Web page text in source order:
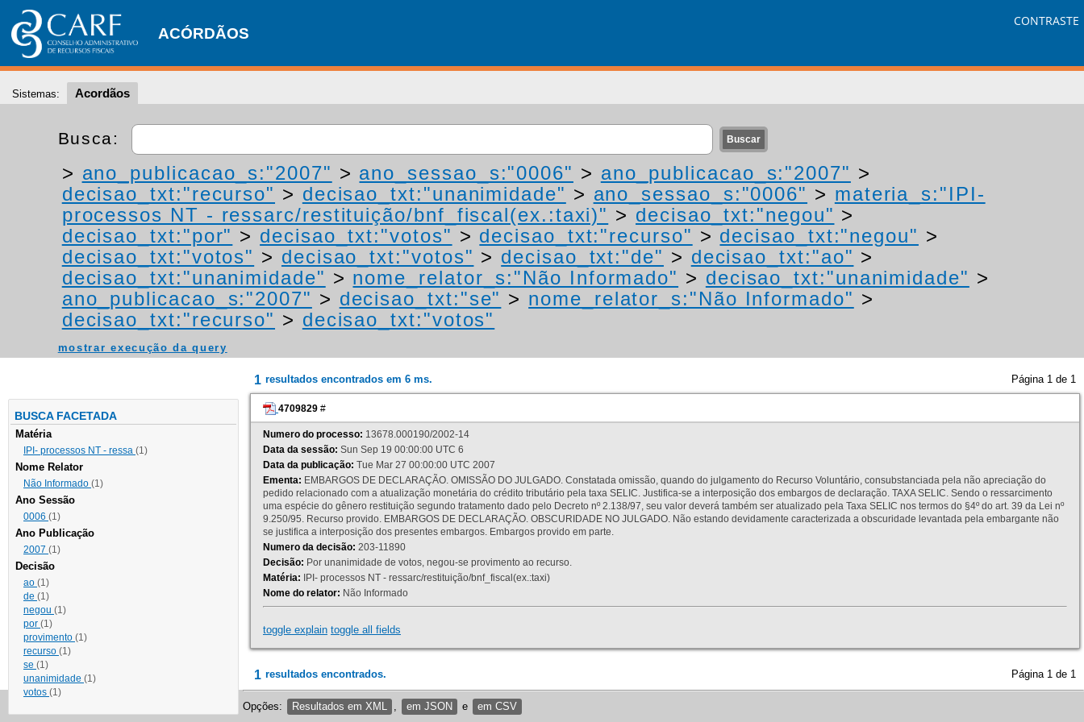
ACÓRDÃOS
CONTRASTE
Sistemas: Acordãos
Busca:
> ano_publicacao_s:"2007" > ano_sessao_s:"0006" > ano_publicacao_s:"2007" >
decisao_txt:"recurso" > decisao_txt:"unanimidade" > ano_sessao_s:"0006" > materia_s:"IPI-
processos NT - ressarc/restituição/bnf_fiscal(ex.:taxi)" > decisao_txt:"negou" >
decisao_txt:"por" > decisao_txt:"votos" > decisao_txt:"recurso" > decisao_txt:"negou" >
decisao_txt:"votos" > decisao_txt:"votos" > decisao_txt:"de" > decisao_txt:"ao" >
decisao_txt:"unanimidade" > nome_relator_s:"Não Informado" > decisao_txt:"unanimidade" >
ano_publicacao_s:"2007" > decisao_txt:"se" > nome_relator_s:"Não Informado" >
decisao_txt:"recurso" > decisao_txt:"votos"
mostrar execução da query
BUSCA FACETADA
Matéria
IPI- processos NT - ressa (1)
Nome Relator
Não Informado (1)
Ano Sessão
0006 (1)
Ano Publicação
2007 (1)
Decisão
ao (1)
de (1)
negou (1)
por (1)
provimento (1)
recurso (1)
se (1)
unanimidade (1)
votos (1)
1 resultados encontrados em 6 ms. Página 1 de 1
4709829 #
Numero do processo: 13678.000190/2002-14
Data da sessão: Sun Sep 19 00:00:00 UTC 6
Data da publicação: Tue Mar 27 00:00:00 UTC 2007
Ementa: EMBARGOS DE DECLARAÇÃO. OMISSÃO DO JULGADO. Constatada omissão, quando do julgamento do Recurso Voluntário, consubstanciada pela não apreciação do
pedido relacionado com a atualização monetária do crédito tributário pela taxa SELIC. Justifica-se a interposição dos embargos de declaração. TAXA SELIC. Sendo o ressarcimento
uma espécie do gênero restituição segundo tratamento dado pelo Decreto nº 2.138/97, seu valor deverá também ser atualizado pela Taxa SELIC nos termos do §4º do art. 39 da Lei nº
9.250/95. Recurso provido. EMBARGOS DE DECLARAÇÃO. OBSCURIDADE NO JULGADO. Não estando devidamente caracterizada a obscuridade levantada pela embargante não
se justifica a interposição dos presentes embargos. Embargos provido em parte.
Numero da decisão: 203-11890
Decisão: Por unanimidade de votos, negou-se provimento ao recurso.
Matéria: IPI- processos NT - ressarc/restituição/bnf_fiscal(ex.:taxi)
Nome do relator: Não Informado
toggle explain toggle all fields
1 resultados encontrados. Página 1 de 1
Opções: Resultados em XML em JSON e em CSV